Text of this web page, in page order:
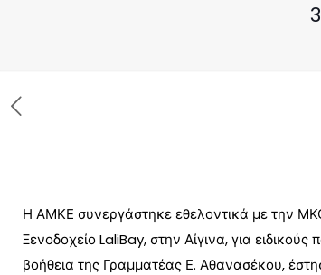
Η ΑΜΚΕ συνεργάστηκε εθελοντικά με την
Ξενοδοχείο LaliBay, στην Αίγινα, για
βοήθεια της Γραμματέας Ε. Αθανασέκου,